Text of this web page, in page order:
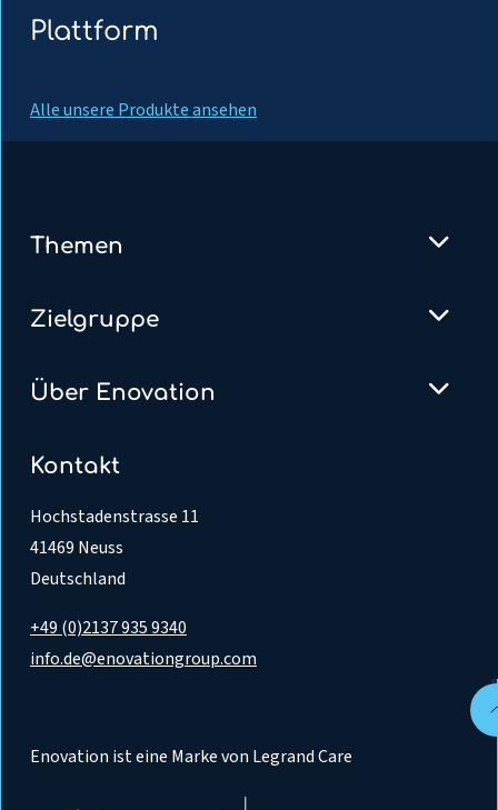
Plattform
Alle unsere Produkte ansehen
Themen
Zielgruppe
Über Enovation
Kontakt
Hochstadenstrasse 11
41469 Neuss
Deutschland
+49 (0)2137 935 9340
info.de@enovationgroup.com
Enovation ist eine Marke von Legrand Care